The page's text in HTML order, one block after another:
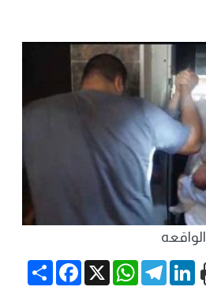
الواقعه
Share
Facebook X
WhatsApp
TelegramLinkedIn